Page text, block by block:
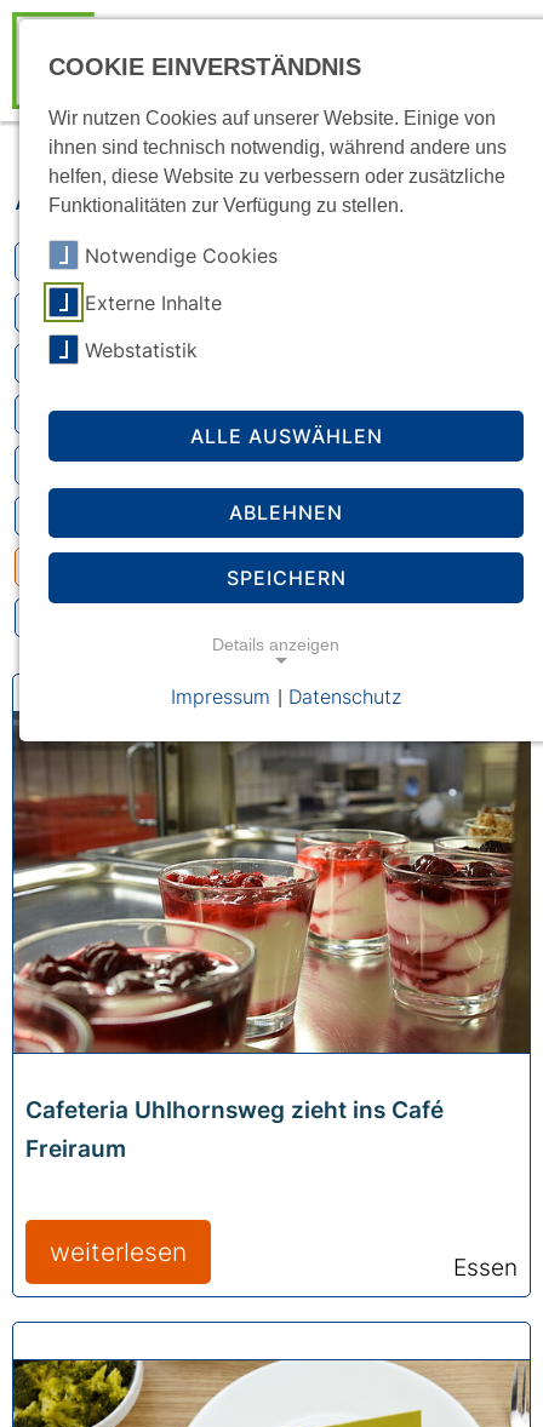
Aktuell
Kitas (2)
Studierendenwerk
Kultur
Beratung (1)
Geld (4)
Essen (3)
Cafeteria Uhlhornsweg zieht ins Café
Freiraum
weiterlesen
Essen
COOKIE EINVERSTÄNDNIS
Wir nutzen Cookies auf unserer Website. Einige von
ihnen sind technisch notwendig, während andere uns
helfen, diese Website zu verbessern oder zusätzliche
Funktionalitäten zur Verfügung zu stellen.
Notwendige Cookies
Externe Inhalte
Webstatistik
ALLE AUSWÄHLEN
ABLEHNEN
SPEICHERN
Details anzeigen
Impressum Datenschutz